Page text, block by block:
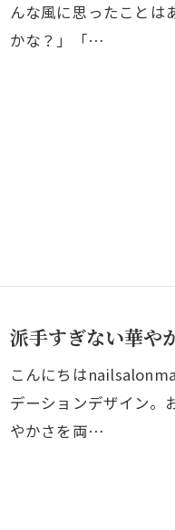
んな風に思ったことは
かな？」「…
派手すぎない華や
こんにちは
デーションデザイン。
やかさを両…